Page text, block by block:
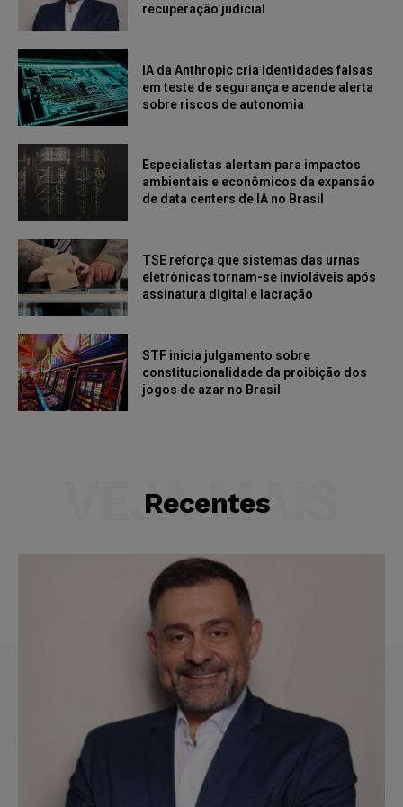
recuperação judicial
IA da Anthropic cria identidades falsas
em teste de segurança e acende alerta
sobre riscos de autonomia
Especialistas alertam para impactos
ambientais e econômicos da expansão
de data centers de IA no Brasil
TSE reforça que sistemas das urnas
eletrônicas tornam-se invioláveis após
assinatura digital e lacração
STF inicia julgamento sobre
constitucionalidade da proibição dos
jogos de azar no Brasil
Recentes
VEJA MAIS